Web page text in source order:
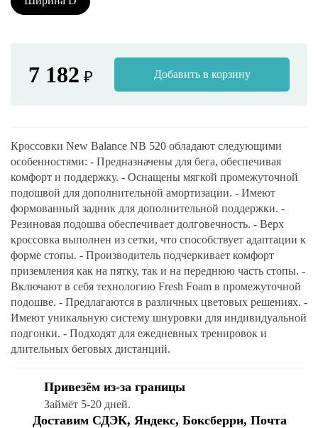
7 182 ₽ Добавить в корзину
Кроссовки New Balance NB 520 обладают следующими
особенностями: - Предназначены для бега, обеспечивая
комфорт и поддержку. - Оснащены мягкой промежуточной
подошвой для дополнительной амортизации. - Имеют
формованный задник для дополнительной поддержки. -
Резиновая подошва обеспечивает долговечность. - Верх
кроссовка выполнен из сетки, что способствует адаптации к
форме стопы. - Производитель подчеркивает комфорт
приземления как на пятку, так и на переднюю часть стопы. -
Включают в себя технологию Fresh Foam в промежуточной
подошве. - Предлагаются в различных цветовых решениях. -
Имеют уникальную систему шнуровки для индивидуальной
подгонки. - Подходят для ежедневных тренировок и
длительных беговых дистанций.
Привезём из-за границы
Займёт 5-20 дней.
Доставим СДЭК, Яндекс, Боксберри, Почта